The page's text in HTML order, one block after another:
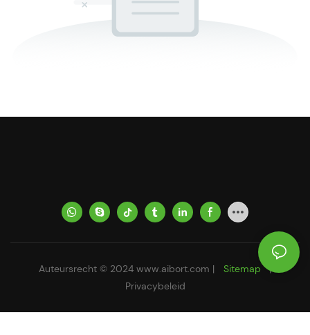
Auteursrecht © 2024 www.aibort.com | Sitemap |
Privacybeleid